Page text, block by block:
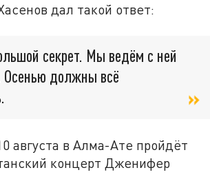
дал такой ответ:
секрет. Мы ведём с ней
Осенью должны всё
августа в Алма-Ате пройдёт
концерт Дженифер